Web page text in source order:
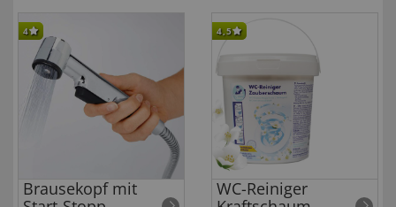
4
Brausekopf mit
4,5
WC-Reiniger